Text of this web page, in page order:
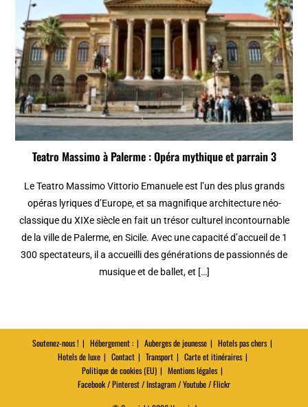
Teatro Massimo à Palerme : Opéra mythique et parrain 3
Le Teatro Massimo Vittorio Emanuele est l’un des plus grands
opéras lyriques d’Europe, et sa magnifique architecture néo-
classique du XIXe siècle en fait un trésor culturel incontournable
de la ville de Palerme, en Sicile. Avec une capacité d’accueil de 1
300 spectateurs, il a accueilli des générations de passionnés de
musique et de ballet, et […]
Soutenez-nous ! Hébergement : Auberges de jeunesse
Hotels pas chers
Hotels de luxe
Contact Transport
Carte et itinéraires
Politique de cookies (EU)
Mentions légales
Facebook / Pinterest / Instagram / Youtube / Flickr